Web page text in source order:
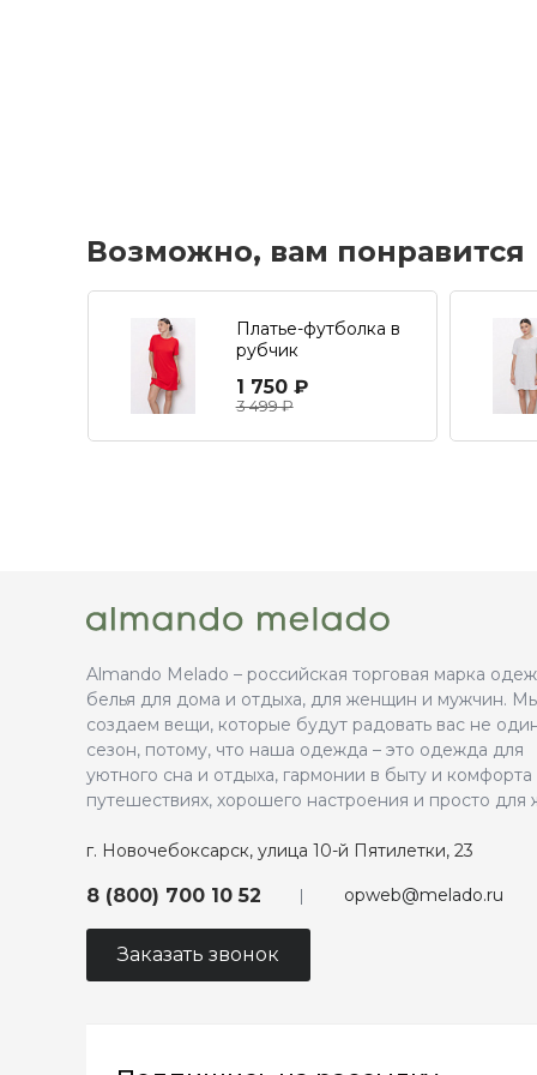
Возможно, вам понравится
Платье-футболка в
рубчик
1 750 ₽
3 499 ₽
Almando Melado – российская торговая марка
белья для дома и отдыха, для женщин и мужчин.
создаем вещи, которые будут радовать вас не
сезон, потому, что наша одежда – это одежда для
уютного сна и отдыха, гармонии в быту и комфорта
путешествиях, хорошего настроения и просто для
г. Новочебоксарск, улица 10-й Пятилетки, 23
8 (800) 700 10 52 opweb@melado.ru
Заказать звонок